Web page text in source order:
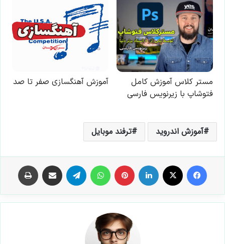
آموزش اندروید ترفند موبایل
فیس بوک لینکدین ‫پین‌ترست تلگرام اشتراک گذاری از طریق ایمیل